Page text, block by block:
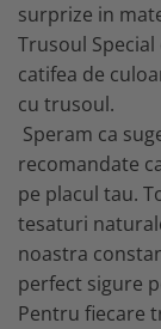
surprize in
Trusoul
catifea de
cu trusoul.
Speram ca
recomandate
pe placul tau.
tesaturi
noastra
perfect sigure
Pentru fiecare